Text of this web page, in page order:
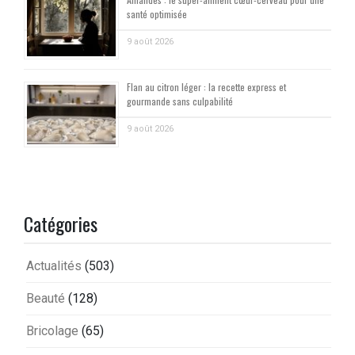
santé optimisée
9 août 2026
Flan au citron léger : la recette express et
gourmande sans culpabilité
9 août 2026
Catégories
Actualités (503)
Beauté (128)
Bricolage (65)